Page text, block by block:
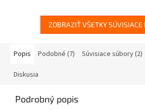
ZOBRAZIŤ VŠETKY SÚVISIACE
Popis Podobné (7) Súvisiace súbory (2)
Diskusia
Podrobný popis